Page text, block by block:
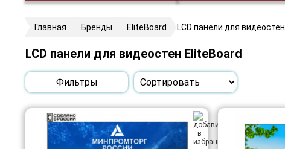
Главная Бренды EliteBoard LCD панели для видеостен
LCD панели для видеостен EliteBoard
Фильтры